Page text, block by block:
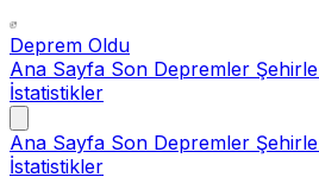
Deprem Oldu
Ana Sayfa Son Depremler
İstatistikler
Ana Sayfa Son Depremler
İstatistikler